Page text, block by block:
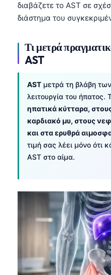
διαβάζετε το AST σε
διάστημα του
Τι μετρά
AST
AST μετρά τη βλάβη
λειτουργία του ήπατος.
ηπατικά κύτταρα,
καρδιακό μυ, στους
και στα ερυθρά
τιμή σας λέει μόνο ότι
AST στο αίμα.